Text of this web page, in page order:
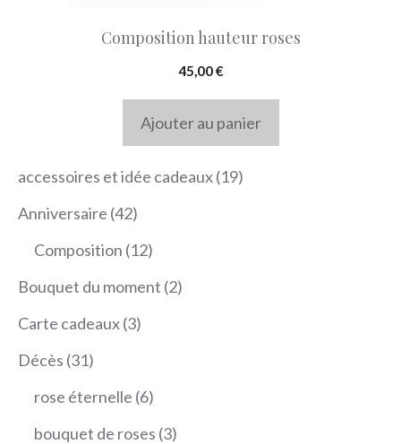
Composition hauteur roses
45,00€
Ajouter au panier
accessoires et idée cadeaux 1919
Anniversaire 4242
produits
Composition 1212
produits
Bouquet du moment 22
Carte cadeaux 33
Décès 3131
produits
rose éternelle 66
produits
bouquet de roses 33